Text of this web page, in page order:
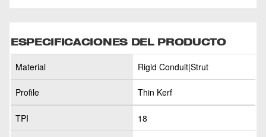
ESPECIFICACIONES DEL PRODUCTO
Material Rigid Conduit|Strut
Profile Thin Kerf
TPI 18